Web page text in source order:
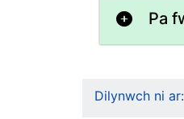
Pa
Dilynwch ni ar: